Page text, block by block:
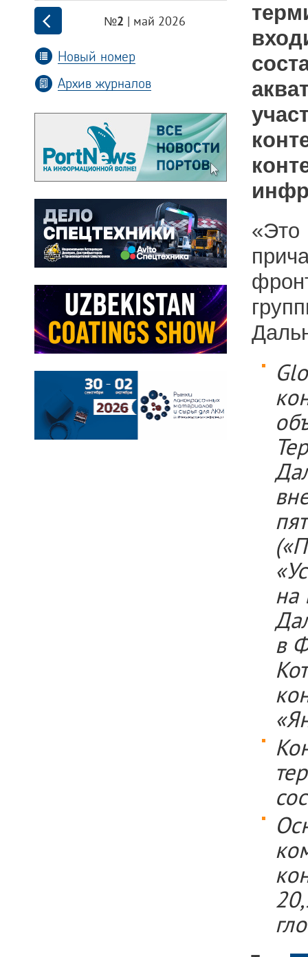
№2 | май 2026
Новый номер
Архив журналов
на
в